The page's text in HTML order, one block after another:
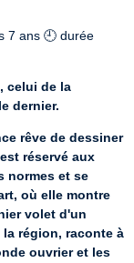
7 ans 🕘 durée
celui de la
dernier.
rêve de dessiner
réservé aux
normes et se
où elle montre
volet d'un
région, raconte à
ouvrier et les